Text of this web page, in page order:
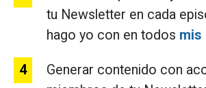
tu Newsletter en cada
hago yo con en todos mis
Generar contenido con